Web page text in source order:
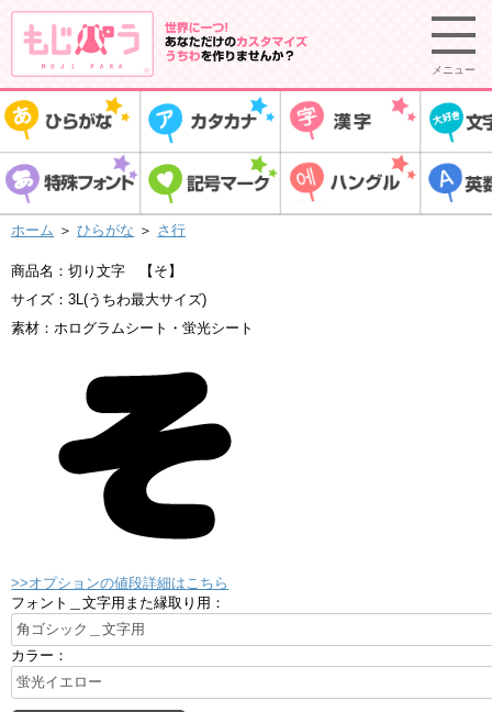
メニュー
ホーム ＞ ひらがな ＞ さ行
商品名：切り文字 【そ】
サイズ：3L(うちわ最大サイズ)
素材：ホログラムシート・蛍光シート
>>オプションの値段詳細はこちら
フォント＿文字用また縁取り用：
カラー：